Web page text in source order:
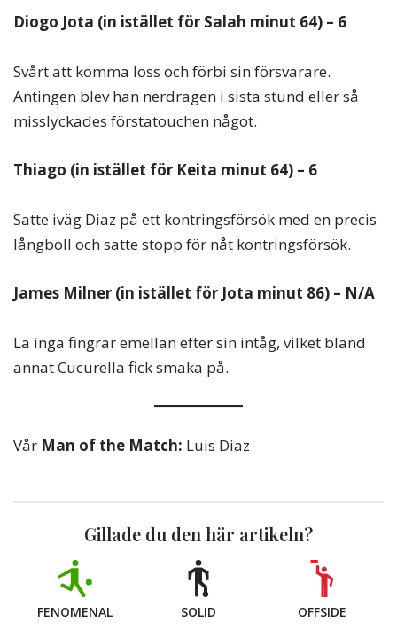
Diogo Jota (in istället för Salah minut 64) – 6
Svårt att komma loss och förbi sin försvarare.
Antingen blev han nerdragen i sista stund eller så
misslyckades förstatouchen något.
Thiago (in istället för Keita minut 64) – 6
Satte iväg Diaz på ett kontringsförsök med en precis
långboll och satte stopp för nåt kontringsförsök.
James Milner (in istället för Jota minut 86) – N/A
La inga fingrar emellan efter sin intåg, vilket bland
annat Cucurella fick smaka på.
Vår Man of the Match: Luis Diaz
Gillade du den här artikeln?
FENOMENAL SOLID OFFSIDE